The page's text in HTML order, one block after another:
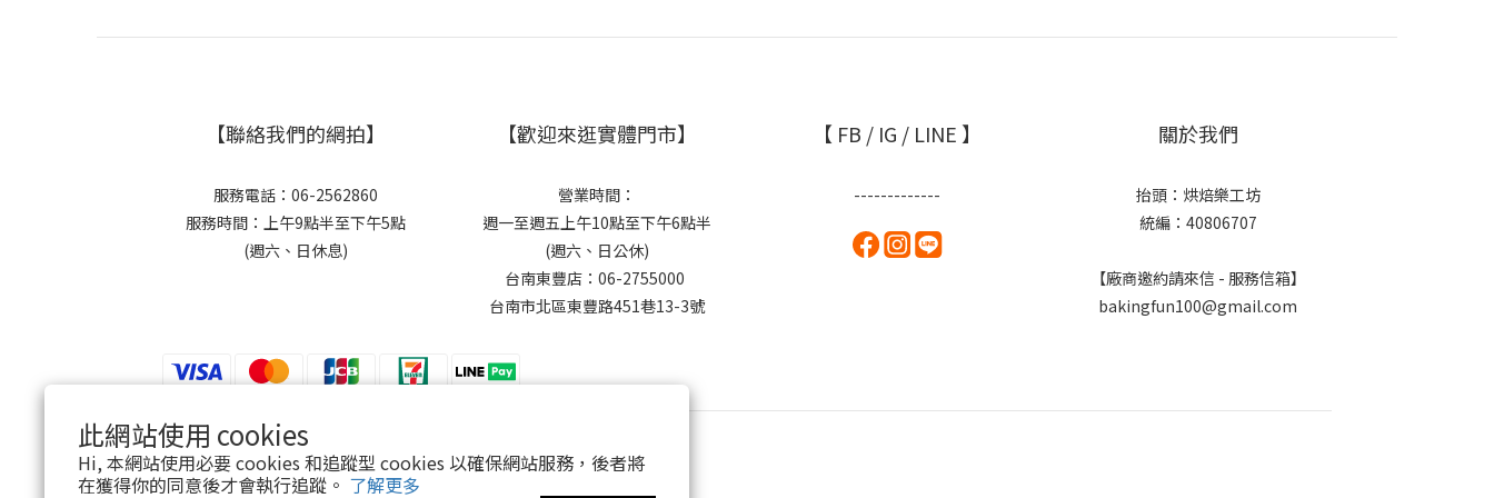
此網站使用 cookies
Hi, 本網站使用必要 cookies 和追蹤型 cookies 以確保網站服務，後者將
在獲得你的同意後才會執行追蹤。 了解更多
【聯絡我們的網拍】
服務電話：06-2562860
服務時間：上午9點半至下午5點
(週六、日休息)
【歡迎來逛實體門市】
營業時間：
週一至週五上午10點至下午6點半
(週六、日公休)
台南東豐店：06-2755000
台南市北區東豐路451巷13-3號
【 FB / IG / LINE 】
-------------
關於我們
抬頭：烘焙樂工坊
統編：40806707
【廠商邀約請來信 - 服務信箱】
bakingfun100@gmail.com
$TWD 繁體中文